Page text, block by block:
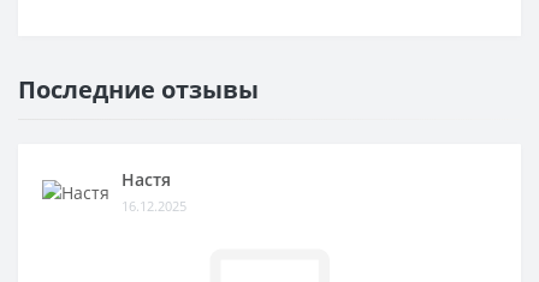
Последние отзывы
Настя
16.12.2025